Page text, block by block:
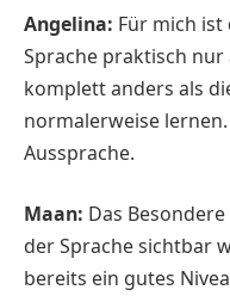
Angelina: Für mich ist
Sprache praktisch nur
komplett anders als
normalerweise
Aussprache.
Maan: Das
der Sprache sichtbar
bereits ein gutes